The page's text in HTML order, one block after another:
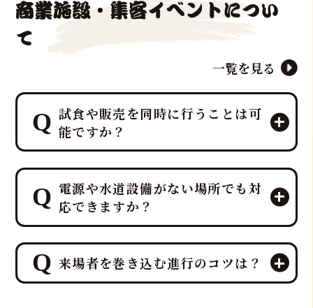
商業施設・集客イベントについ
て
一覧を見る
試食や販売を同時に行うことは可
能ですか？
エンターテイメントとして楽しんでい
ただいた後、その場で最高の贅沢を味
わう「試食」と、イベント後の楽しみ
を提供する「販売」を同時に行うこと
が可能です。
特に集客イベントや法人宴会では、こ
の「試食＆販売」の組み合わせが、イ
電源や水道設備がない場所でも対
応できますか？
ご安心ください。出張ケータリング日
本一、ケータリング部門実績No.1を誇
るプロ集団である鮪達人は、電源や水
来場者を巻き込む進行のコツは？